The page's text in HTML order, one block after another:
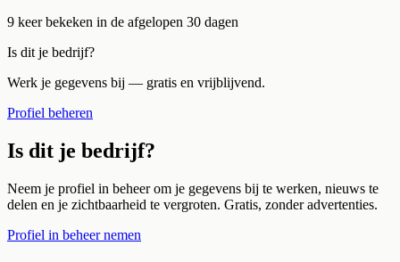
9 keer bekeken in de afgelopen 30 dagen
Is dit je bedrijf?
Werk je gegevens bij — gratis en vrijblijvend.
Profiel beheren
Is dit je bedrijf?
Neem je profiel in beheer om je gegevens bij te werken, nieuws te
delen en je zichtbaarheid te vergroten. Gratis, zonder advertenties.
Profiel in beheer nemen